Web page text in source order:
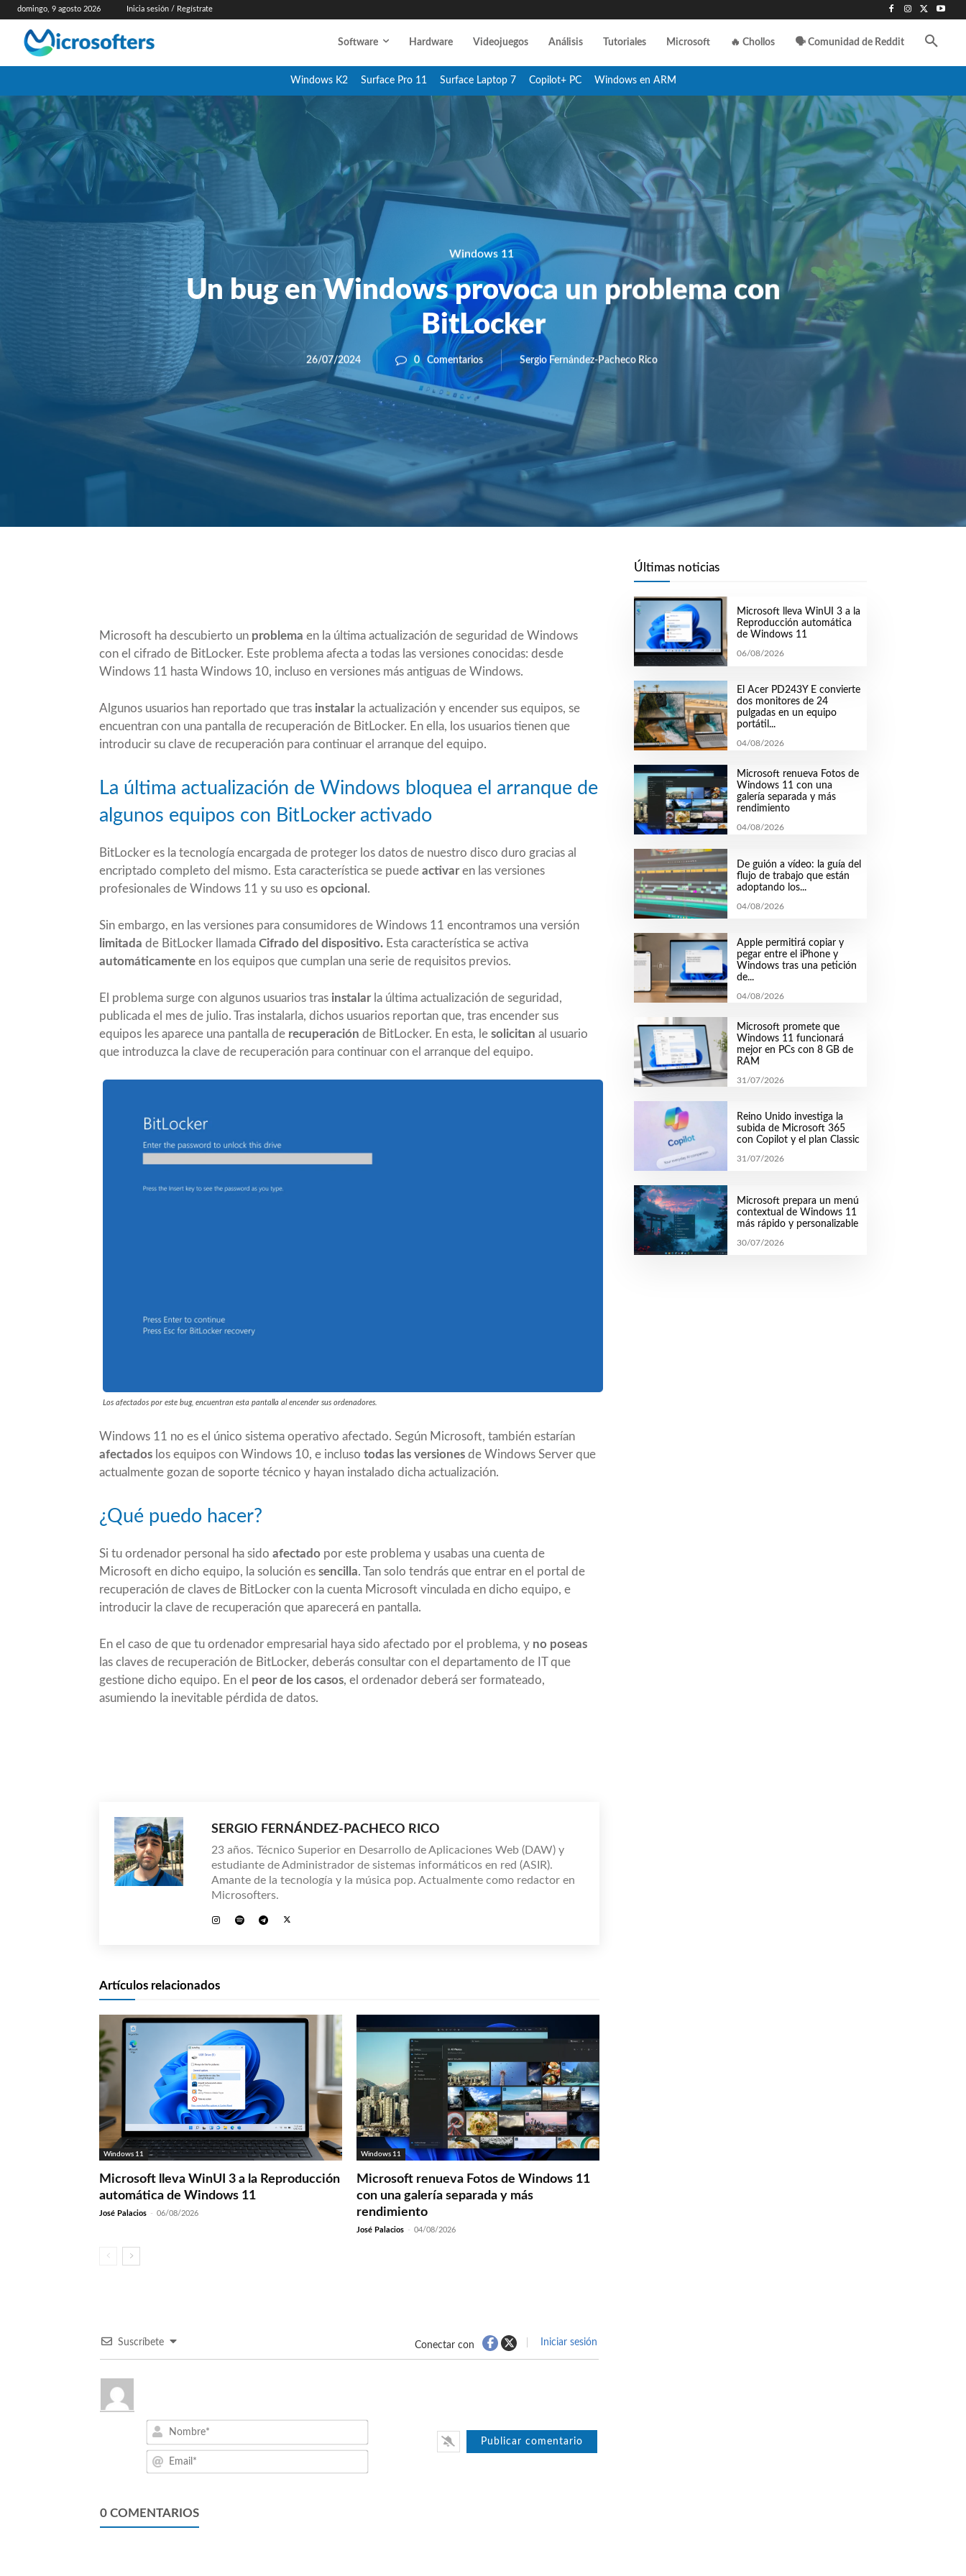
domingo, 9 agosto 2026 Inicia sesión / Regístrate
Software Hardware Videojuegos Análisis Tutoriales Microsoft 🔥 Chollos 🗣️ Comunidad de Reddit
Windows K2 Surface Pro 11 Surface Laptop 7 Copilot+ PC Windows en ARM
Windows 11
Un bug en Windows provoca un problema con
BitLocker
26/07/2024 0 Comentarios Sergio Fernández-Pacheco Rico
Microsoft ha descubierto un problema en la última actualización de seguridad de Windows
con el cifrado de BitLocker. Este problema afecta a todas las versiones conocidas: desde
Windows 11 hasta Windows 10, incluso en versiones más antiguas de Windows.
Algunos usuarios han reportado que tras instalarla actualización y encender sus equipos, se
encuentran con una pantalla de recuperación de BitLocker. En ella, los usuarios tienen que
introducir su clave de recuperación para continuar el arranque del equipo.
La última actualización de Windows bloquea el arranque de
algunos equipos con BitLocker activado
BitLocker es la tecnología encargada de proteger los datos de nuestro disco duro gracias al
encriptado completo del mismo. Esta característica se puede activaren las versiones
profesionales de Windows 11 y su uso es opcional .
Sin embargo, en las versiones para consumidores de Windows 11 encontramos una versión
limitada de BitLocker llamada Cifrado del dispositivo. Esta característica se activa
automáticamente en los equipos que cumplan una serie de requisitos previos.
El problema surge con algunos usuarios tras instalarla última actualización de seguridad,
publicada el mes de julio. Tras instalarla, dichos usuarios reportan que, tras encender sus
equipos les aparece una pantalla de recuperación de BitLocker. En esta, le solicitan al usuario
que introduzca la clave de recuperación para continuar con el arranque del equipo.
Los afectados por este bug, encuentran esta pantalla al encender sus ordenadores.
Windows 11 no es el único sistema operativo afectado. Según Microsoft, también estarían
afectados los equipos con Windows 10, e incluso todas las versiones de Windows Server que
actualmente gozan de soporte técnico y hayan instalado dicha actualización.
¿Qué puedo hacer?
Si tu ordenador personal ha sido afectado por este problema y usabas una cuenta de
Microsoft en dicho equipo, la solución es sencilla. Tan solo tendrás que entrar en el portal de
recuperación de claves de BitLocker con la cuenta Microsoft vinculada en dicho equipo, e
introducir la clave de recuperación que aparecerá en pantalla.
En el caso de que tu ordenador empresarial haya sido afectado por el problema, y no poseas
las claves de recuperación de BitLocker, deberás consultar con el departamento de IT que
gestione dicho equipo. En el peor de los casos, el ordenador deberá ser formateado,
asumiendo la inevitable pérdida de datos.
SERGIO FERNÁNDEZ-PACHECO RICO
23 años. Técnico Superior en Desarrollo de Aplicaciones Web (DAW) y
estudiante de Administrador de sistemas informáticos en red (ASIR).
Amante de la tecnología y la música pop. Actualmente como redactor en
Microsofters.
Artículos relacionados
Windows 11
Microsoft lleva WinUI 3 a la Reproducción
automática de Windows 11
José Palacios - 06/08/2026
Windows 11
Microsoft renueva Fotos de Windows 11
con una galería separada y más
rendimiento
José Palacios - 04/08/2026
Suscríbete Conectar con Iniciar sesión
0 COMENTARIOS
Últimas noticias
Microsoft lleva WinUI 3 a la
Reproducción automática
de Windows 11
06/08/2026
El Acer PD243Y E convierte
dos monitores de 24
pulgadas en un equipo
portátil...
04/08/2026
Microsoft renueva Fotos de
Windows 11 con una
galería separada y más
rendimiento
04/08/2026
De guión a vídeo: la guía del
flujo de trabajo que están
adoptando los...
04/08/2026
Apple permitirá copiar y
pegar entre el iPhone y
Windows tras una petición
de...
04/08/2026
Microsoft promete que
Windows 11 funcionará
mejor en PCs con 8 GB de
RAM
31/07/2026
Reino Unido investiga la
subida de Microsoft 365
con Copilot y el plan Classic
31/07/2026
Microsoft prepara un menú
contextual de Windows 11
más rápido y personalizable
30/07/2026